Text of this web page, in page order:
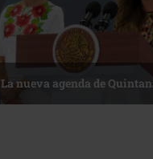
Reconocimiento de viajeros